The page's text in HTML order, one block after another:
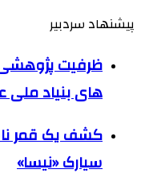
پیشنهاد سردبیر
ظرفیت
های بنیاد ملی
کشف یک قمر
سیارک «نیسا»